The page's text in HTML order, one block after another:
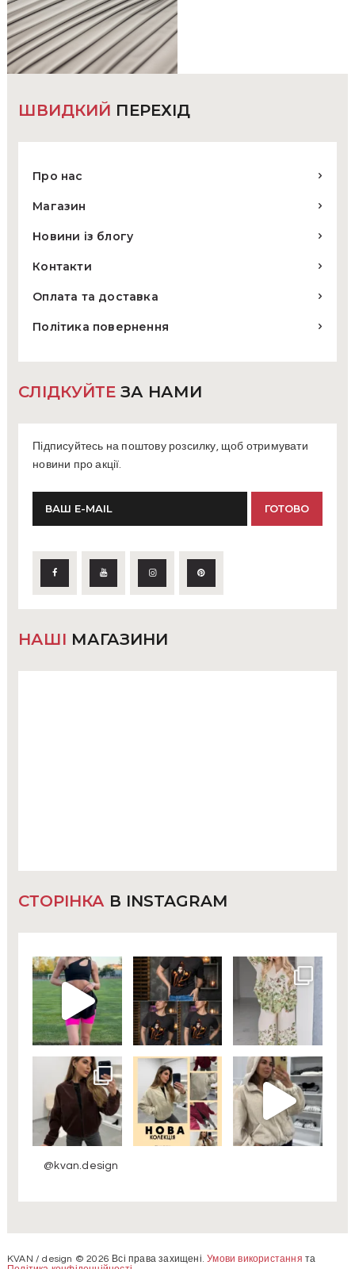
ШВИДКИЙ ПЕРЕХІД
Про нас
Магазин
Новини із блогу
Контакти
Оплата та доставка
Політика повернення
СЛІДКУЙТЕ ЗА НАМИ
Підписуйтесь на поштову розсилку, щоб отримувати
новини про акції.
НАШІ МАГАЗИНИ
СТОРІНКА В INSTAGRAM
@kvan.design
KVAN / design © 2026 Всі права захищені.Умови використання та